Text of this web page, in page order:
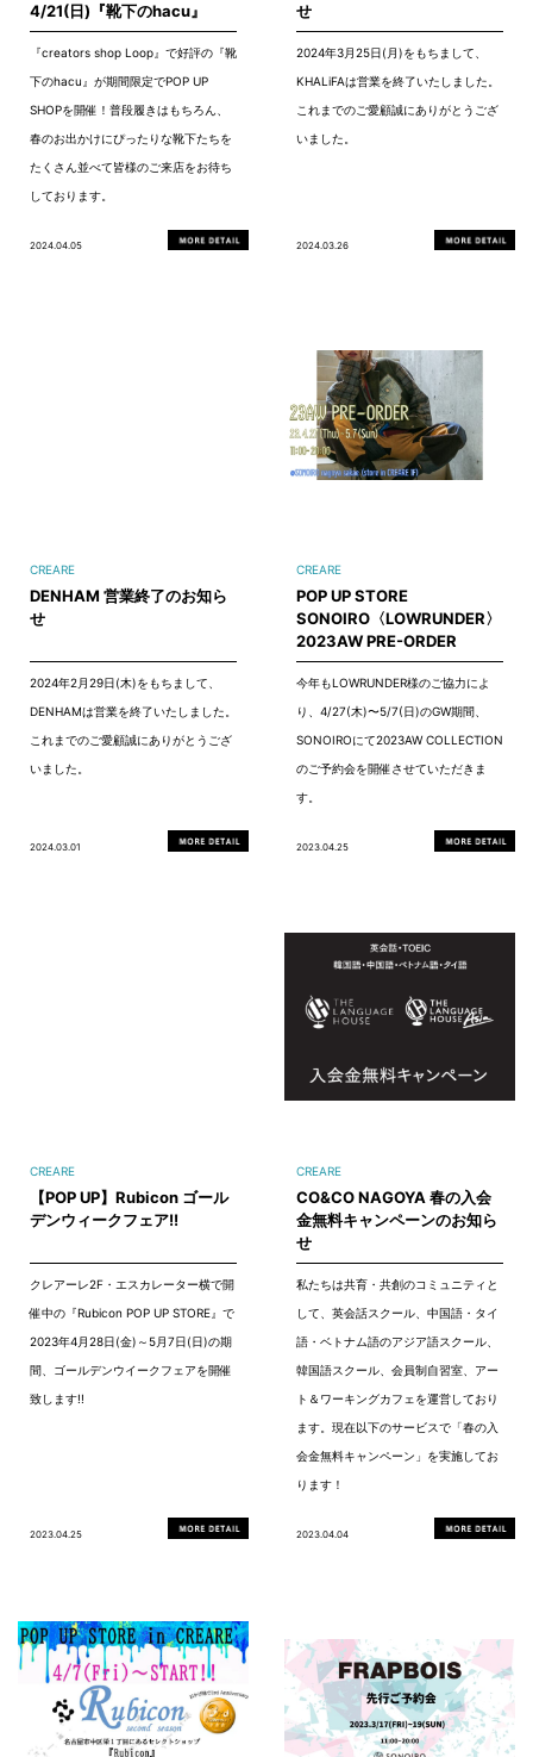
4/21(日)『靴下のhacu』
『creators shop Loop』で好評の『靴
下のhacu』が期間限定でPOP UP
SHOPを開催！普段履きはもちろん、
春のお出かけにぴったりな靴下たちを
たくさん並べて皆様のご来店をお待ち
しております。
2024.04.05
せ
2024年3月25日(月)をもちまして、
KHALiFAは営業を終了いたしました。
これまでのご愛顧誠にありがとうござ
いました。
2024.03.26
CREARE
DENHAM 営業終了のお知ら
せ
2024年2月29日(木)をもちまして、
DENHAMは営業を終了いたしました。
これまでのご愛顧誠にありがとうござ
いました。
2024.03.01
CREARE
POP UP STORE
SONOIRO〈LOWRUNDER〉
2023AW PRE-ORDER
今年もLOWRUNDER様のご協力によ
り、4/27(木)〜5/7(日)のGW期間、
SONOIROにて2023AW COLLECTION
のご予約会を開催させていただきま
す。
2023.04.25
CREARE
【POP UP】Rubicon ゴール
デンウィークフェア!!
クレアーレ2F・エスカレーター横で開
催中の『Rubicon POP UP STORE』で
2023年4月28日(金)～5月7日(日)の期
間、ゴールデンウイークフェアを開催
致します!!
2023.04.25
CREARE
CO&CO NAGOYA 春の入会
金無料キャンペーンのお知ら
せ
私たちは共育・共創のコミュニティと
して、英会話スクール、中国語・タイ
語・ベトナム語のアジア語スクール、
韓国語スクール、会員制自習室、アー
ト＆ワーキングカフェを運営しており
ます。現在以下のサービスで「春の入
会金無料キャンペーン」を実施してお
ります！
2023.04.04